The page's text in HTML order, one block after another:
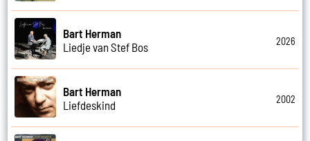
Bart Herman
Liedje van Stef Bos
2026
Bart Herman
Liefdeskind
2002